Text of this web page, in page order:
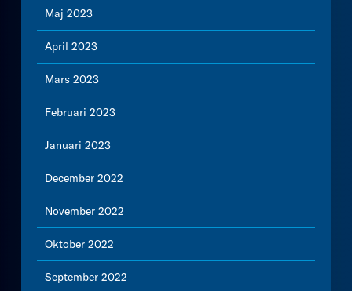
Maj 2023
April 2023
Mars 2023
Februari 2023
Januari 2023
December 2022
November 2022
Oktober 2022
September 2022